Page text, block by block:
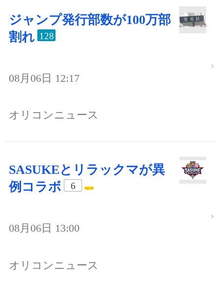
ジャンプ発行部数が100万部
割れ 128
08月06日 12:17
オリコンニュース
SASUKEとリラックマが異
例コラボ
6
08月06日 13:00
オリコンニュース